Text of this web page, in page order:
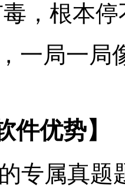
毒，根本
一局一局
件优势】
专属真